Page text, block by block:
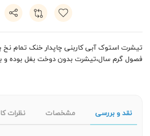
تیشرت استوک آبی کاربنی چاپدار خنک تمام نخ
فصول گرم سال،تیشرت بدون دوخت بغل بوده و
نقد و بررسی مشخصات نظرات